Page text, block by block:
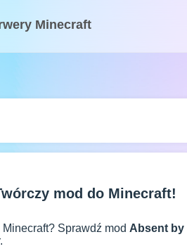
Minecraft
mod do Minecraft!
Sprawdź mod Absent by